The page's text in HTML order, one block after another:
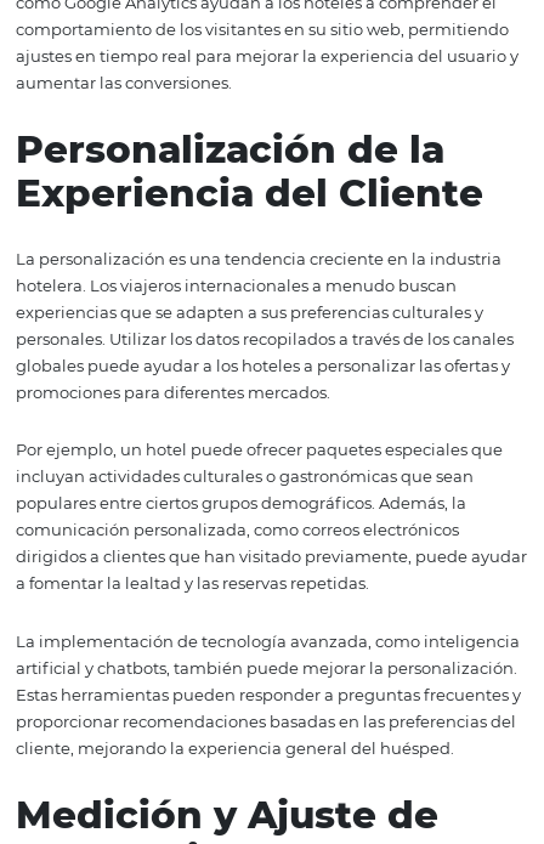
fundamental para atraer viajeros internacionales. Esto
no solo tener un sitio web atractivo y fácil de navegar,
también optimizarlo para motores de búsqueda (SEO).
“canales globales” en el contenido del sitio web puede
aumentando la visibilidad del hotel.
Además, es recomendable mantener perfiles activos en
sociales y plataformas de reseñas. Los viajeros de hoy
las opiniones y experiencias de otros clientes al tomar
de reserva. Al interactuar con clientes a través de redes
responder a reseñas, los hoteles pueden construir una
Utilizar herramientas de análisis también es vital.
como Google Analytics ayudan a los hoteles a
comportamiento de los visitantes en su sitio web,
ajustes en tiempo real para mejorar la experiencia del
Personalización de la
Experiencia del
La personalización es una tendencia creciente en la